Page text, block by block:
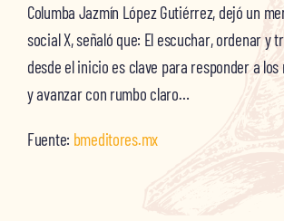
Columba Jazmín López Gutiérrez, dejó un
social X, señaló que: El escuchar, ordenar y
desde el inicio es clave para responder a
y avanzar con rumbo claro…
Fuente: bmeditores.mx